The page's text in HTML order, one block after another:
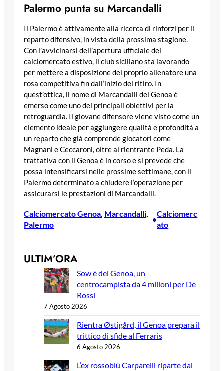
Palermo punta su Marcandalli
Il Palermo è attivamente alla ricerca di rinforzi per il
reparto difensivo, in vista della prossima stagione.
Con l’avvicinarsi dell’apertura ufficiale del
calciomercato estivo, il club siciliano sta lavorando
per mettere a disposizione del proprio allenatore una
rosa competitiva fin dall’inizio del ritiro. In
quest’ottica, il nome di Marcandalli del Genoa è
emerso come uno dei principali obiettivi per la
retroguardia. Il giovane difensore viene visto come un
elemento ideale per aggiungere qualità e profondità a
un reparto che già comprende giocatori come
Magnani e Ceccaroni, oltre al rientrante Peda. La
trattativa con il Genoa è in corso e si prevede che
possa intensificarsi nelle prossime settimane, con il
Palermo determinato a chiudere l’operazione per
assicurarsi le prestazioni di Marcandalli.
Calciomercato Genoa, Marcandalli
Palermo
•
Calciomerc
ato
ULTIM’ORA
Sow è del Genoa, un
centrocampista da 4 milioni per De
Rossi
7 Agosto 2026
Rientra Østigård, il Genoa prepara il
trittico di sfide al Ferraris
6 Agosto 2026
L’ex rossoblù Carparelli riparte dal